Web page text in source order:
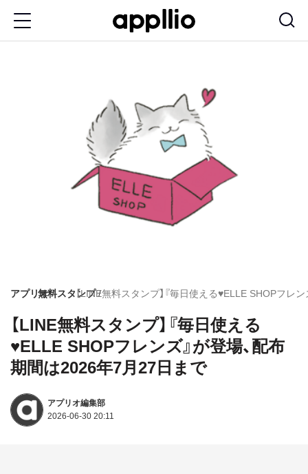
アプリオ無料スタンプ【LINE無料スタンプ】『毎日使える♥ELLE SHOPフレ
【LINE無料スタンプ】『毎日使える
♥ELLE SHOPフレンズ』が登場、配布
期間は2026年7月27日まで
アプリオ編集部
2026-06-30 20:11